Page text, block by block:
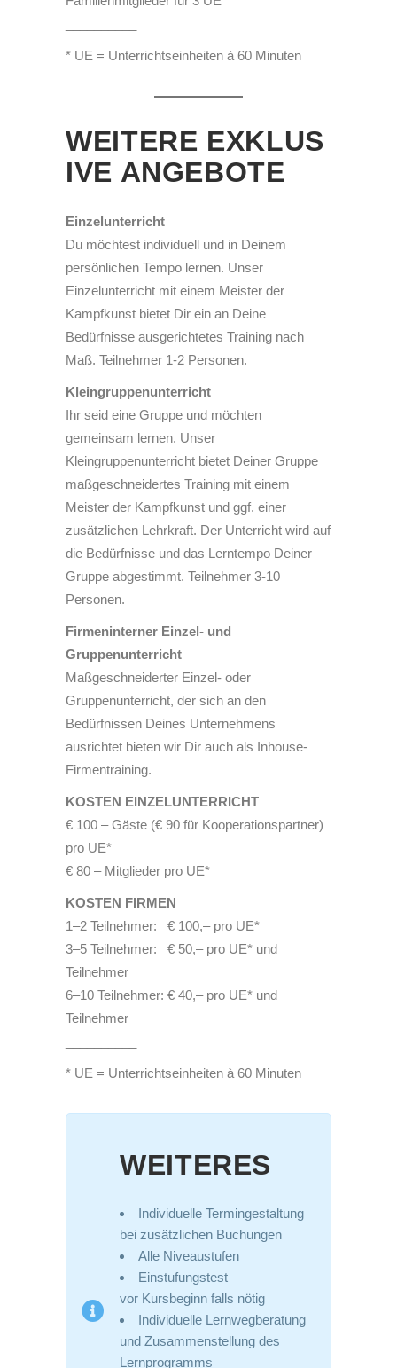
* UE = Unterrichtseinheiten à 60 Minuten
WEITERE EXKLUS
IVE ANGEBOTE
Einzelunterricht
Du möchtest individuell und in Deinem
persönlichen Tempo lernen. Unser
Einzelunterricht mit einem Meister der
Kampfkunst bietet Dir ein an Deine
Bedürfnisse ausgerichtetes Training nach
Maß. Teilnehmer 1-2 Personen.
Kleingruppenunterricht
Ihr seid eine Gruppe und möchten
gemeinsam lernen. Unser
Kleingruppenunterricht bietet Deiner Gruppe
maßgeschneidertes Training mit einem
Meister der Kampfkunst und ggf. einer
zusätzlichen Lehrkraft. Der Unterricht wird auf
die Bedürfnisse und das Lerntempo Deiner
Gruppe abgestimmt. Teilnehmer 3-10
Personen.
Firmeninterner Einzel- und
Gruppenunterricht
Maßgeschneiderter Einzel- oder
Gruppenunterricht, der sich an den
Bedürfnissen Deines Unternehmens
ausrichtet bieten wir Dir auch als Inhouse-
Firmentraining.
KOSTEN EINZELUNTERRICHT
€ 100 – Gäste (€ 90 für Kooperationspartner)
pro UE*
€ 80 – Mitglieder pro UE*
KOSTEN FIRMEN
1–2 Teilnehmer: € 100,– pro UE*
3–5 Teilnehmer: € 50,– pro UE* und
Teilnehmer
6–10 Teilnehmer: € 40,– pro UE* und
Teilnehmer
* UE = Unterrichtseinheiten à 60 Minuten
WEITERES
Individuelle Termingestaltung
bei zusätzlichen Buchungen
Alle Niveaustufen
Einstufungstest
vor Kursbeginn falls nötig
Individuelle Lernwegberatung
und Zusammenstellung des
Lernprogramms